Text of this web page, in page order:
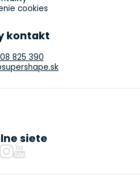
cookies
kontakt
825 390
siete